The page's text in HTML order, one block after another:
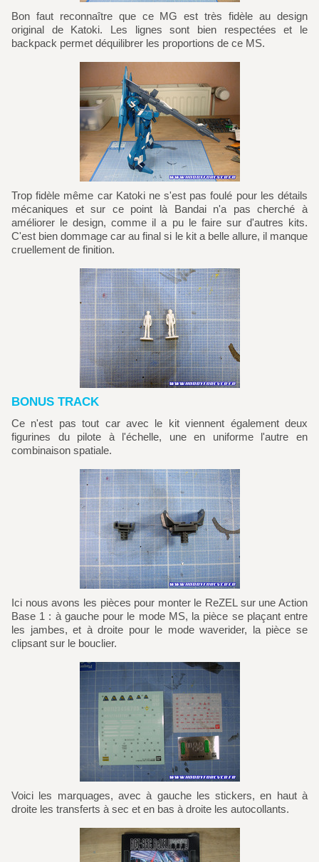
Bon faut reconnaître que ce MG est très fidèle au design
original de Katoki. Les lignes sont bien respectées et le
backpack permet déquilibrer les proportions de ce MS.
Trop fidèle même car Katoki ne s'est pas foulé pour les détails
mécaniques et sur ce point là Bandai n'a pas cherché à
améliorer le design, comme il a pu le faire sur d'autres kits.
C'est bien dommage car au final si le kit a belle allure, il manque
cruellement de finition.
BONUS TRACK
Ce n'est pas tout car avec le kit viennent également deux
figurines du pilote à l'échelle, une en uniforme l'autre en
combinaison spatiale.
Ici nous avons les pièces pour monter le ReZEL sur une Action
Base 1 : à gauche pour le mode MS, la pièce se plaçant entre
les jambes, et à droite pour le mode waverider, la pièce se
clipsant sur le bouclier.
Voici les marquages, avec à gauche les stickers, en haut à
droite les transferts à sec et en bas à droite les autocollants.